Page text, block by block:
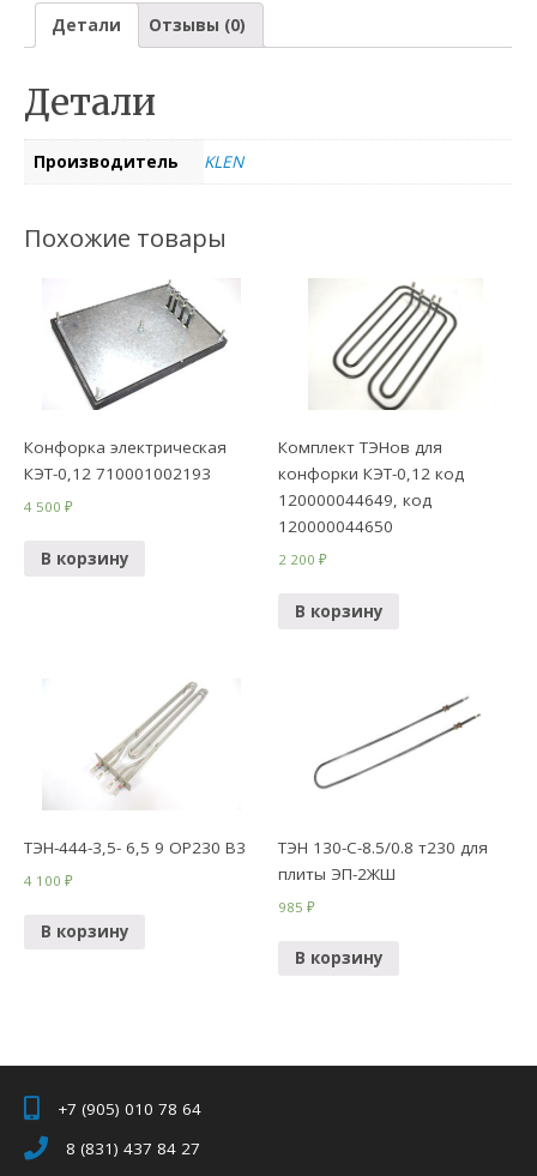
Детали Отзывы (0)
Детали
Производитель KLEN
Похожие товары
Конфорка электрическая
КЭТ-0,12 710001002193
4 500₽
В корзину
Комплект ТЭНов для
конфорки КЭТ-0,12 код
120000044649, код
120000044650
2 200₽
В корзину
ТЭН-444-3,5- 6,5 9 ОР230 В3
4 100₽
В корзину
ТЭН 130-С-8.5/0.8 т230 для
плиты ЭП-2ЖШ
985₽
В корзину
+7 (905) 010 78 64
8 (831) 437 84 27